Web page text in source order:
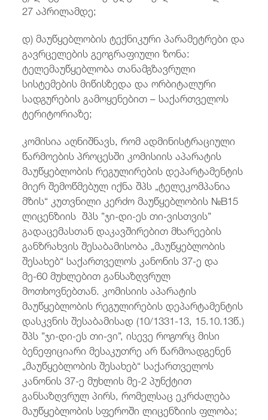
27 აპრილამდე;
დ) მაუწყებლობის ტექნიკური პარამეტრები და
გავრცელების გეოგრაფიული ზონა:
ტელემაუწყებლობა თანამგზავრული
სისტემების მიწისზედა და ორბიტალური
სადგურების გამოყენებით – საქართველოს
ტერიტორიაზე;
კომისია აღნიშნავს, რომ ადმინისტრაციული
წარმოების პროცესში კომისიის აპარატის
მაუწყებლობის რეგულირების დეპარტამენტის
მიერ შემოწმებულ იქნა შპს „ტელეკომპანია
მზის“ კუთვნილი კერძო მაუწყებლობის №B15
ლიცენზიის შპს ”ჯი-დი-ეს თი-ვისთვის”
გადაცემასთან დაკავშირებით მხარეების
განზრახვის შესაბამისობა „მაუწყებლობის
შესახებ“ საქართველოს კანონის 37-ე და
მე-60 მუხლებით განსაზღვრულ
მოთხოვნებთან. კომისიის აპარატის
მაუწყებლობის რეგულირების დეპარტამენტის
დასკვნის შესაბამისად (10/1331-13, 15.10.13წ.)
შპს ”ჯი-დი-ეს თი-ვი”, ისევე როგორც მისი
ბენეფიციარი მესაკუთრე არ წარმოადგენენ
„მაუწყებლობის შესახებ“ საქართველოს
კანონის 37-ე მუხლის მე-2 პუნქტით
განსაზღვრულ პირს, რომელსაც ეკრძალება
მაუწყებლობის სფეროში ლიცენზიის ფლობა;